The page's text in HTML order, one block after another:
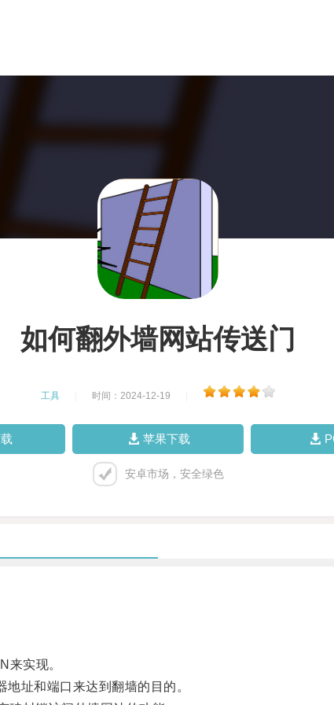
如何翻外墙网站传送门
工具 时间：2024-12-19
苹果下载
安卓市场，安全绿色
实现。
址和端口来达到翻墙的目的。